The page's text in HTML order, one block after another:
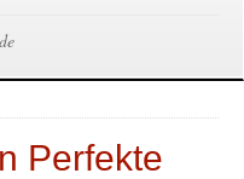
Perfekte